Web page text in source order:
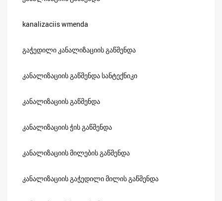
kanalizaciis wmenda
გაჭედილი კანალიზაციის გაწმენდა
კანალიზაციის გაწმენდა სანტექნიკი
კანალიზაციის გაწმენდა
კანალიზაციის ჭის გაწმენდა
კანალიზაციის მილების გაწმენდა
კანალიზაციის გაჭედილი მილის გაწმენდა